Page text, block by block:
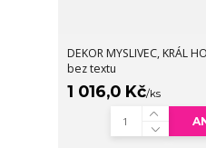
DEKOR MYSLIVEC, KRÁL
bez textu
1 016,0 Kč/ks